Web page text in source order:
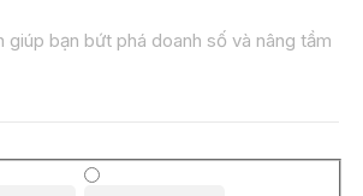
giúp bạn bứt phá doanh số và nâng tầm